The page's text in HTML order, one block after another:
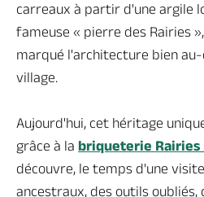
Vous êtes ici :
carreaux à partir d'une argile
fameuse « pierre des Rairies
marqué l'architecture bien
village.
Aujourd'hui, cet héritage
grâce à la briqueterie
découvre, le temps d'une
ancestraux, des outils